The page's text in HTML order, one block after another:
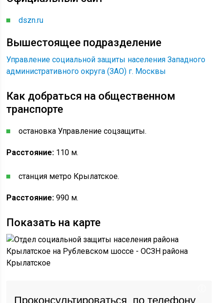
dszn.ru
Вышестоящее подразделение
Управление социальной защиты населения Западного
административного округа (ЗАО) г. Москвы
Как добраться на общественном
транспорте
остановка Управление соцзащиты.
Расстояние: 110 м.
станция метро Крылатское.
Расстояние: 990 м.
Показать на карте